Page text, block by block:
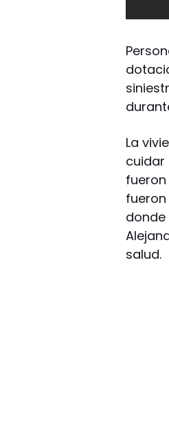
La
cuidar
donde
salud.